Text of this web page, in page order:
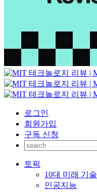
로그인
회원가입
구독 신청
토픽
10대 미래 기술
인공지능